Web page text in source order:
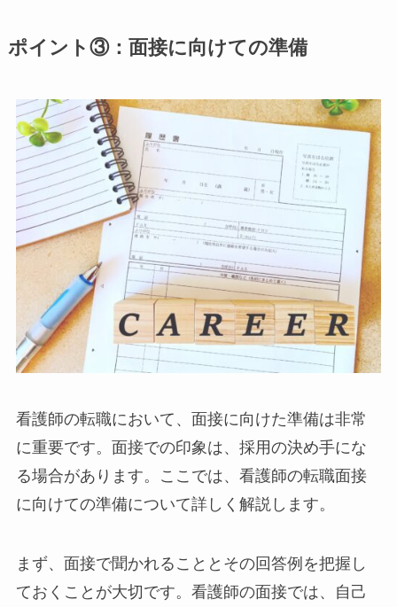
ポイント③：面接に向けての準備
看護師の転職において、面接に向けた準備は非常
に重要です。面接での印象は、採用の決め手にな
る場合があります。ここでは、看護師の転職面接
に向けての準備について詳しく解説します。
まず、面接で聞かれることとその回答例を把握し
ておくことが大切です。看護師の面接では、自己